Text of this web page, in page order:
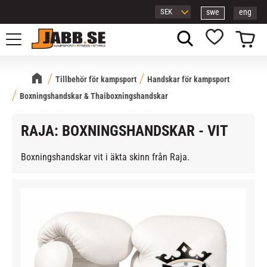
Meny
swe eng
Favoriter
Kundvagn
Tillbehör för kampsport
Handskar för kampsport
Boxningshandskar & Thaiboxningshandskar
RAJA: BOXNINGSHANDSKAR - VIT
Boxningshandskar vit i äkta skinn från Raja.